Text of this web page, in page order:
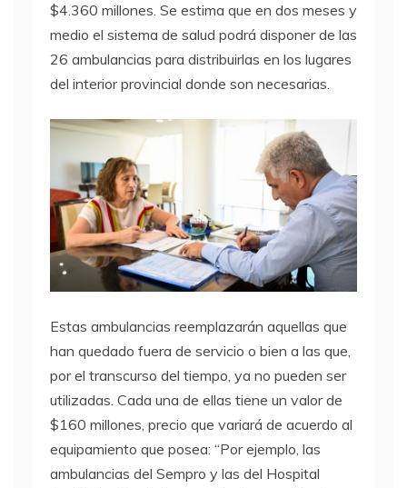
$4.360 millones. Se estima que en dos meses y
medio el sistema de salud podrá disponer de las
26 ambulancias para distribuirlas en los lugares
del interior provincial donde son necesarias.
Estas ambulancias reemplazarán aquellas que
han quedado fuera de servicio o bien a las que,
por el transcurso del tiempo, ya no pueden ser
utilizadas. Cada una de ellas tiene un valor de
$160 millones, precio que variará de acuerdo al
equipamiento que posea: “Por ejemplo, las
ambulancias del Sempro y las del Hospital